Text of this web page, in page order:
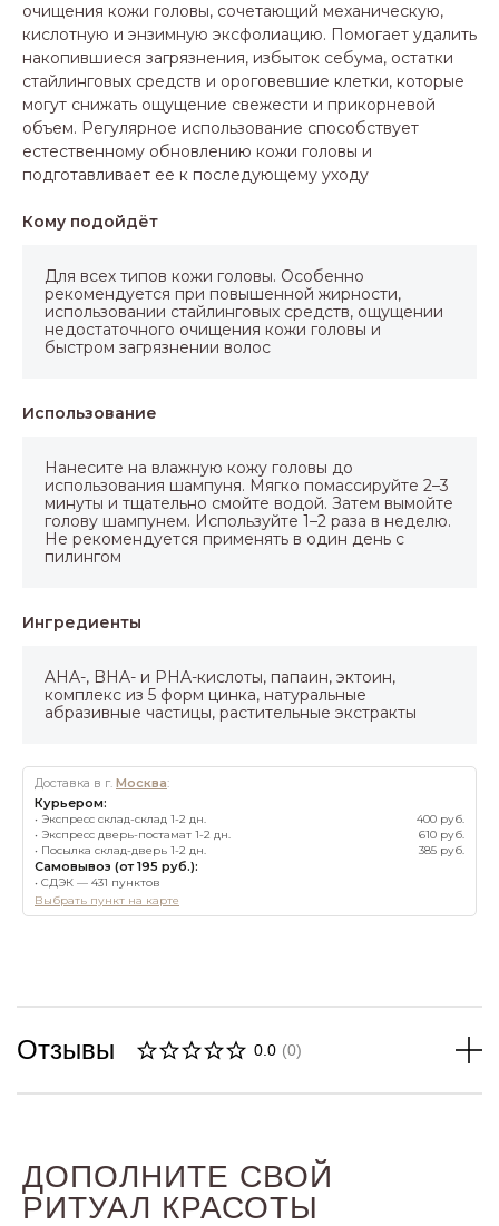
очищения кожи головы, сочетающий механическую,
кислотную и энзимную эксфолиацию. Помогает удалить
накопившиеся загрязнения, избыток себума, остатки
стайлинговых средств и ороговевшие клетки, которые
могут снижать ощущение свежести и прикорневой
объем. Регулярное использование способствует
естественному обновлению кожи головы и
подготавливает ее к последующему уходу
Кому подойдёт
Для всех типов кожи головы. Особенно
рекомендуется при повышенной жирности,
использовании стайлинговых средств, ощущении
недостаточного очищения кожи головы и
быстром загрязнении волос
Использование
Нанесите на влажную кожу головы до
использования шампуня. Мягко помассируйте 2–3
минуты и тщательно смойте водой. Затем вымойте
голову шампунем. Используйте 1–2 раза в неделю.
Не рекомендуется применять в один день с
пилингом
Ингредиенты
AHA-, BHA- и PHA-кислоты, папаин, эктоин,
комплекс из 5 форм цинка, натуральные
абразивные частицы, растительные экстракты
Доставка в г. Москва:
Курьером:
• Экспресс склад-склад 1-2 дн.
400 руб.
• Экспресс дверь-постамат 1-2 дн.
610 руб.
• Посылка склад-дверь 1-2 дн.
385 руб.
Самовывоз (от 195 руб.):
• СДЭК — 431 пунктов
Выбрать пункт на карте
Отзывы 0.0 (0)
ДОПОЛНИТЕ СВОЙ
РИТУАЛ КРАСОТЫ